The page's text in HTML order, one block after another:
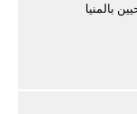
بالمنيا